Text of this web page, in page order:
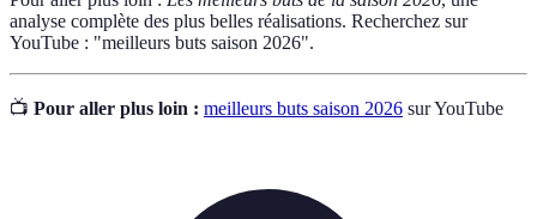
analyse complète des plus belles réalisations. Recherchez sur
YouTube : "meilleurs buts saison 2026".
📺 Pour aller plus loin : meilleurs buts saison 2026 sur YouTube